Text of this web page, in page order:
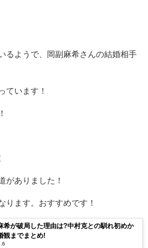
るようで、岡副麻希さんの結婚相手
ています！
がありました！
ります。おすすめです！
希が破局した理由は?中村克との馴れ初めか
観までまとめ!